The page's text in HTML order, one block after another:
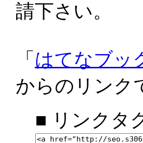
請下さい。
「 はてなブッ
からのリンク
■ リンクタ